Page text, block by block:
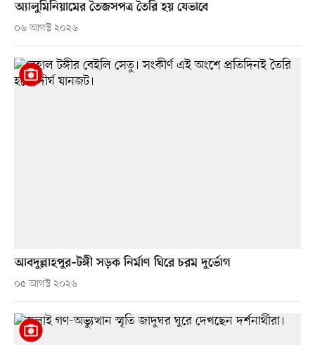
অ্যালুমিনিয়ামের তৈজসপত্র তৈরি হয় যেভাবে
০৬ আগস্ট ২০২৬
আবদুল্লাহপুর–টঙ্গী সড়ক নির্মাণ ঘিরে চরম দুর্ভোগ
০৫ আগস্ট ২০২৬